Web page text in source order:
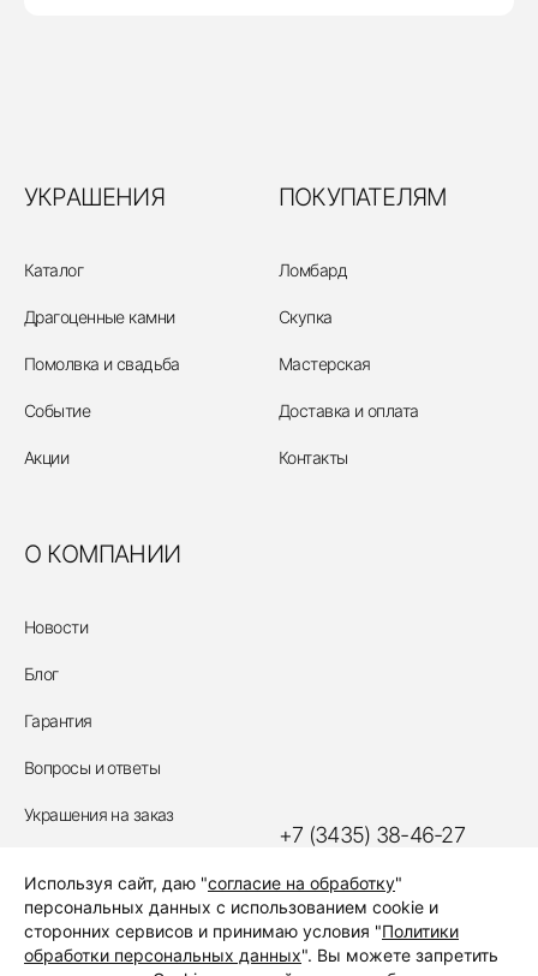
УКРАШЕНИЯ
Каталог
Драгоценные камни
Помолвка и свадьба
Событие
Акции
ПОКУПАТЕЛЯМ
Ломбард
Скупка
Мастерская
Доставка и оплата
Контакты
О КОМПАНИИ
Новости
Блог
Гарантия
Вопросы и ответы
Украшения на заказ
персональных данных
+7 (3435) 38-46-27
ЗАКАЗАТЬ ЗВОНОК
Используя сайт, даю "согласие на обработку"
персональных данных с использованием cookie и
сторонних сервисов и принимаю условия "Политики
обработки персональных данных". Вы можете запретить